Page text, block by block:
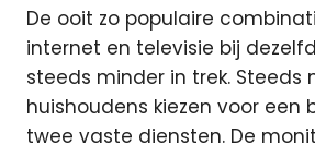
De ooit zo populaire
internet en televisie bij
steeds minder in trek. Steeds
huishoudens kiezen voor een
twee vaste diensten. De